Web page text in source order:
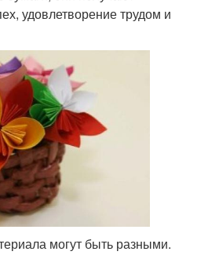
удовлетворение трудом и
могут быть разными.